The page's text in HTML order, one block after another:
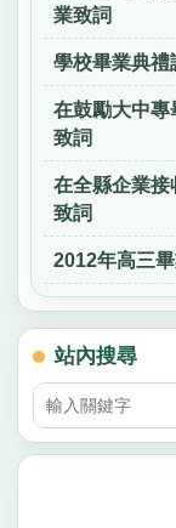
業致詞
學校畢業典禮
在鼓勵大中專
致詞
在全縣企業接
致詞
2012年高三
站內搜尋